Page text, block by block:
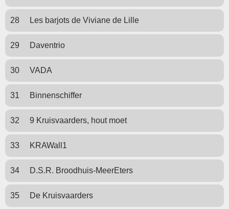
28 Les barjots de Viviane de Lille
29 Daventrio
30 VADA
31 Binnenschiffer
32 9 Kruisvaarders, hout moet
33 KRAWall1
34 D.S.R. Broodhuis-MeerEters
35 De Kruisvaarders